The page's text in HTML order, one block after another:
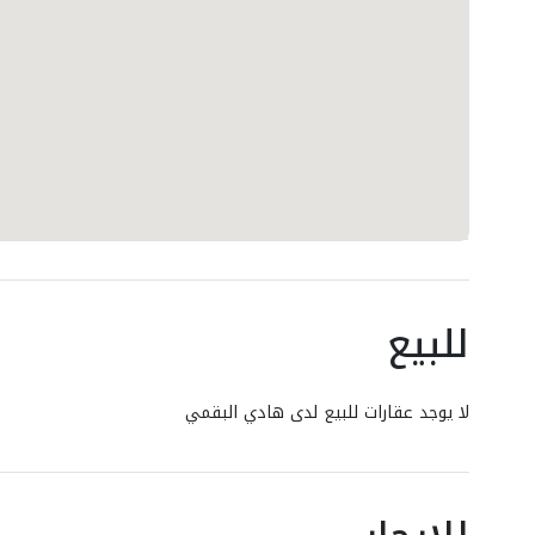
للبيع
لا يوجد عقارات للبيع لدى هادي البقمي